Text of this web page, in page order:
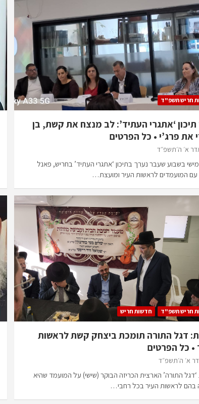
חריש תשפ"ד
‘אתגרי העתיד’: לב מנצח את קשת, בן
את פרג’י • כל הפרטים
א׳ ה׳תשפ״ד
בשבוע שעבר נערך בתיכון ‘אתגרי העתיד’ בחריש, פאנל
המועמדים לראשות העיר ומועצת…
חריש תשפ"ד חדשות חריש
דגל התורה תומכת ביצחק קשת לראשות
• כל הפרטים
א׳ ה׳תשפ״ד
‘דגל התורה’ הארצית הכריזה הבוקר (שישי) על המועמד שהיא
בהם לראשות העיר בכל רחבי…